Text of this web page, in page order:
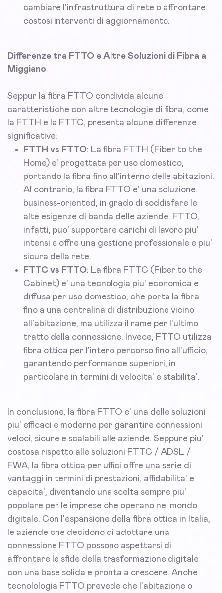
cambiare l'infrastruttura di rete o affrontare
costosi interventi di aggiornamento.
Differenze tra FTTO e Altre Soluzioni di Fibra a
Miggiano
Seppur la fibra FTTO condivida alcune
caratteristiche con altre tecnologie di fibra, come
la FTTH e la FTTC, presenta alcune differenze
significative:
FTTH vs FTTO: La fibra FTTH (Fiber to the
Home) e' progettata per uso domestico,
portando la fibra fino all'interno delle abitazioni.
Al contrario, la fibra FTTO e' una soluzione
business-oriented, in grado di soddisfare le
alte esigenze di banda delle aziende. FTTO,
infatti, puo' supportare carichi di lavoro piu'
intensi e offre una gestione professionale e piu'
sicura della rete.
FTTC vs FTTO: La fibra FTTC (Fiber to the
Cabinet) e' una tecnologia piu' economica e
diffusa per uso domestico, che porta la fibra
fino a una centralina di distribuzione vicino
all'abitazione, ma utilizza il rame per l'ultimo
tratto della connessione. Invece, FTTO utilizza
fibra ottica per l'intero percorso fino all'ufficio,
garantendo performance superiori, in
particolare in termini di velocita' e stabilita'.
In conclusione, la fibra FTTO e' una delle soluzioni
piu' efficaci e moderne per garantire connessioni
veloci, sicure e scalabili alle aziende. Seppure piu'
costosa rispetto alle soluzioni FTTC / ADSL /
FWA, la fibra ottica per uffici offre una serie di
vantaggi in termini di prestazioni, affidabilita' e
capacita', diventando una scelta sempre piu'
popolare per le imprese che operano nel mondo
digitale. Con l'espansione della fibra ottica in Italia,
le aziende che decidono di adottare una
connessione FTTO possono aspettarsi di
affrontare le sfide della trasformazione digitale
con una base solida e pronta a crescere. Anche
tecnolologia FTTO prevede che l'abitazione o